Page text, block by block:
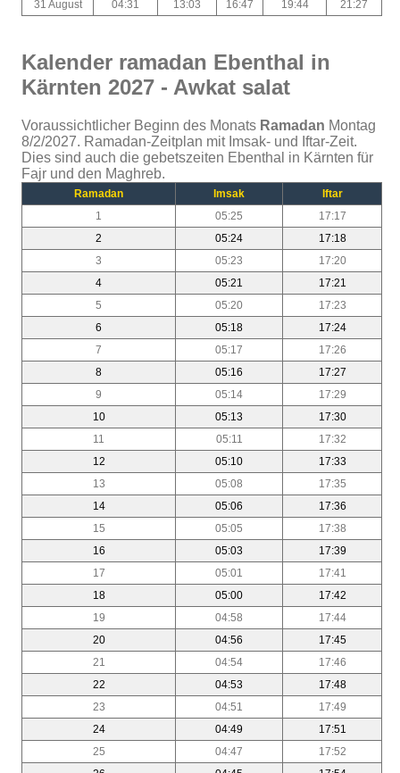
31 August 04:31 13:03 16:47 19:44 21:27
Kalender ramadan Ebenthal in
Kärnten 2027 - Awkat salat
Voraussichtlicher Beginn des Monats Ramadan Montag
8/2/2027. Ramadan-Zeitplan mit Imsak- und Iftar-Zeit.
Dies sind auch die gebetszeiten Ebenthal in Kärnten für
Fajr und den Maghreb.
Ramadan Imsak
Iftar
1
05:25
17:17
2
05:24
17:18
3
05:23
17:20
4
05:21
17:21
5
05:20
17:23
6
05:18
17:24
7
05:17
17:26
8
05:16
17:27
9
05:14
17:29
10
05:13
17:30
11
05:11
17:32
12
05:10
17:33
13
05:08
17:35
14
05:06
17:36
15
05:05
17:38
16
05:03
17:39
17
05:01
17:41
18
05:00
17:42
19
04:58
17:44
20
04:56
17:45
21
04:54
17:46
22
04:53
17:48
23
04:51
17:49
24
04:49
17:51
25
04:47
17:52